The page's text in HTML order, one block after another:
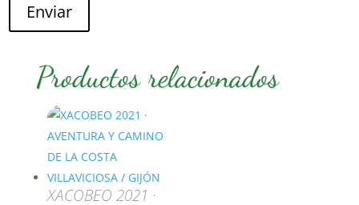
Enviar
Productos relacionados
XACOBEO 2021 ·